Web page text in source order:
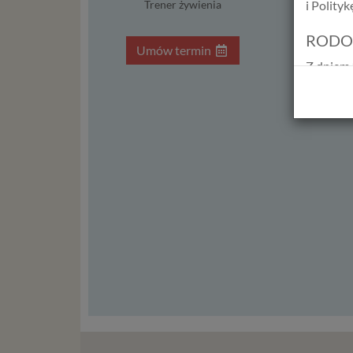
Trener żywienia
Umów termin Umów
i
RODO
Z dniem
osób
2018 r.
nie